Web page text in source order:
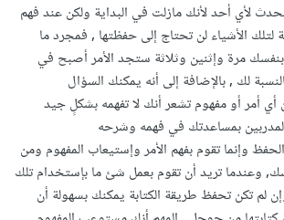
لأي أحد لأنك مازلت في البداية ولكن عند فهم
لتلك الأشياء لن تحتاج إلى حفظتها , فمجرد ما
بنفسك مرة وإثنين وثلاثة ستجد الأمر أصبح في
لك , بالإضافة إلى أنه يمكنك السؤال
أي أمر أو مفهوم تشعر أنك لا تفهمه بشكلٍ جيد
بمساعدتك في فهمه وشرحه
وإنما تقوم بفهم الأمر وإستيعاب المفهوم ومن
وعندما تريد أن تقوم بعمل شئ ما بإستخدام تلك
لم تكن تحفظ طريقة الكتابة يمكنك بسهولة أن